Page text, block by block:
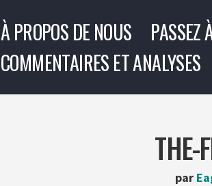
À PROPOS DE NOUS
PASSEZ
COMMENTAIRES ET ANALYSES
THE-
par